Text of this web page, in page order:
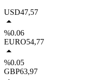
USD47,57
%0.06
EURO54,77
%0.05
GBP63,97